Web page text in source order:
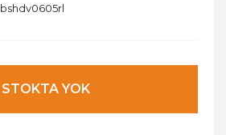
bshdv0605rl
STOKTA YOK